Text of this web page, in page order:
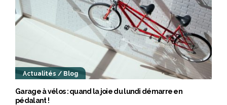
Actualités / Blog
Garage à vélos : quand la joie du lundi démarre en
pédalant !